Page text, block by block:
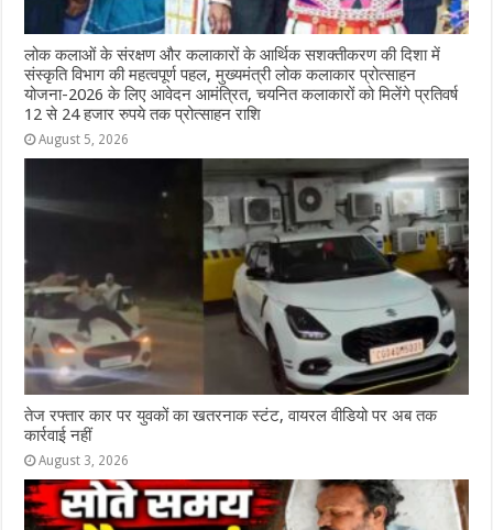
लोक कलाओं के संरक्षण और कलाकारों के आर्थिक सशक्तीकरण की दिशा में
संस्कृति विभाग की महत्वपूर्ण पहल, मुख्यमंत्री लोक कलाकार प्रोत्साहन
योजना-2026 के लिए आवेदन आमंत्रित, चयनित कलाकारों को मिलेंगे प्रतिवर्ष
12 से 24 हजार रुपये तक प्रोत्साहन राशि
August 5, 2026
तेज रफ्तार कार पर युवकों का खतरनाक स्टंट, वायरल वीडियो पर अब तक
कार्रवाई नहीं
August 3, 2026